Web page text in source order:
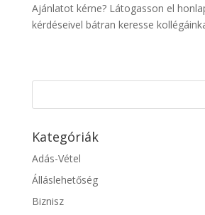
Ajánlatot kérne? Látogasson el
kérdéseivel bátran keresse
Kategóriák
Adás-Vétel
Álláslehetőség
Biznisz